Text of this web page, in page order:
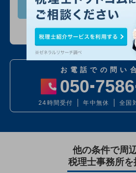
次へ
入力情報は公開され
お電話での問い
050 7586
24時間受付 年中無休 全国
他の条件で周
税理士事務所を